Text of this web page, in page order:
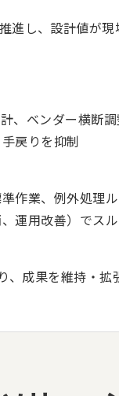
し、設計値が現
、ベンダー横断
戻りを抑制
作業、例外処理ル
運用改善）でス
、成果を維持・拡